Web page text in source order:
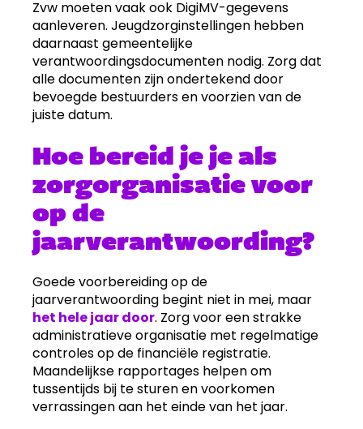
Zvw moeten vaak ook DigiMV-gegevens
aanleveren. Jeugdzorginstellingen hebben
daarnaast gemeentelijke
verantwoordingsdocumenten nodig. Zorg dat
alle documenten zijn ondertekend door
bevoegde bestuurders en voorzien van de
juiste datum.
Hoe bereid je je als
zorgorganisatie voor
op de
jaarverantwoording?
Goede voorbereiding op de
jaarverantwoording begint niet in mei, maar
het hele jaar door. Zorg voor een strakke
administratieve organisatie met regelmatige
controles op de financiële registratie.
Maandelijkse rapportages helpen om
tussentijds bij te sturen en voorkomen
verrassingen aan het einde van het jaar.